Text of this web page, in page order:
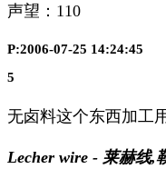
声望： 110
P:2006-07-25 14:24:45
5
无卤料这个东西加工
Lecher wire - 莱赫线,